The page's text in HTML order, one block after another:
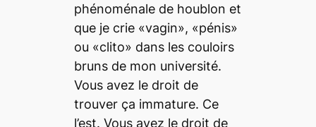
phénoménale de houblon et
que je crie «vagin», «pénis»
ou «clito» dans les couloirs
bruns de mon université.
Vous avez le droit de
trouver ça immature. Ce
l’est. Vous avez le droit de